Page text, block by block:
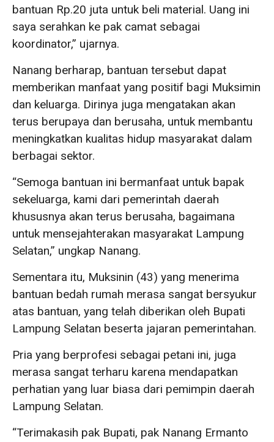
bantuan Rp.20 juta untuk beli material. Uang ini
saya serahkan ke pak camat sebagai
koordinator,” ujarnya.
Nanang berharap, bantuan tersebut dapat
memberikan manfaat yang positif bagi Muksimin
dan keluarga. Dirinya juga mengatakan akan
terus berupaya dan berusaha, untuk membantu
meningkatkan kualitas hidup masyarakat dalam
berbagai sektor.
“Semoga bantuan ini bermanfaat untuk bapak
sekeluarga, kami dari pemerintah daerah
khususnya akan terus berusaha, bagaimana
untuk mensejahterakan masyarakat Lampung
Selatan,” ungkap Nanang.
Sementara itu, Muksinin (43) yang menerima
bantuan bedah rumah merasa sangat bersyukur
atas bantuan, yang telah diberikan oleh Bupati
Lampung Selatan beserta jajaran pemerintahan.
Pria yang berprofesi sebagai petani ini, juga
merasa sangat terharu karena mendapatkan
perhatian yang luar biasa dari pemimpin daerah
Lampung Selatan.
“Terimakasih pak Bupati, pak Nanang Ermanto